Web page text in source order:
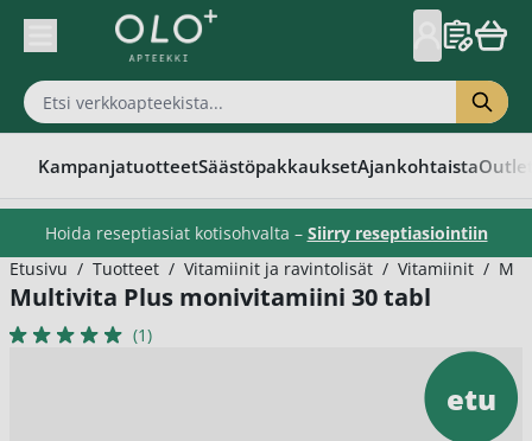
Skip to Content
KampanjatuotteetSäästöpakkauksetAjankohtaista
Hoida reseptiasiat kotisohvalta – Siirry reseptiasiointiin
Etusivu / Tuotteet / Vitamiinit ja ravintolisät / Vitamiinit /
Multivita Plus monivitamiini 30 tabl
(1)
etu